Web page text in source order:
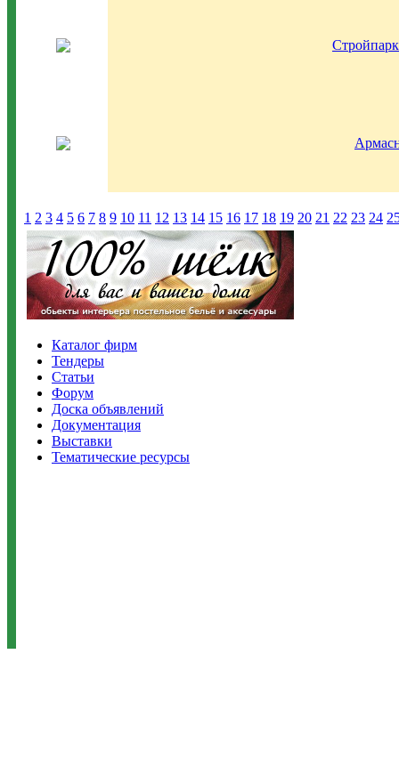
1 2 3 4 5 6 7 8 9 10 11 12 13 14 15 16 17 18 19 20 21 22 23 24
Каталог фирм
Тендеры
Статьи
Форум
Доска объявлений
Документация
Выставки
Тематические ресурсы